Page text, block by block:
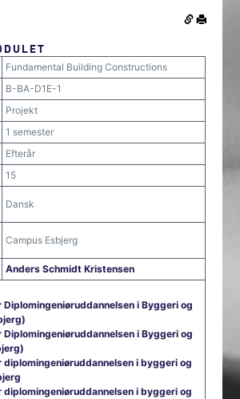
Fundamental Building Constructions
B-BA-D1E-1
Projekt
1 semester
Efterår
15
Dansk
Campus Esbjerg
Anders Schmidt Kristensen
i Byggeri og
i Byggeri og
i byggeri og
i byggeri og